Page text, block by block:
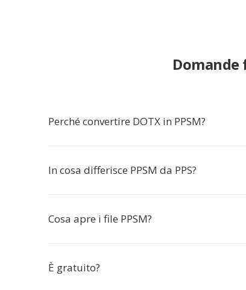
Perché convertire DOTX in PPSM?
In cosa differisce PPSM da PPS?
Cosa apre i file PPSM?
È gratuito?